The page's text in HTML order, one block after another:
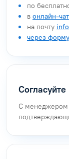
по
в онлайн-
на почту
через
С менеджером